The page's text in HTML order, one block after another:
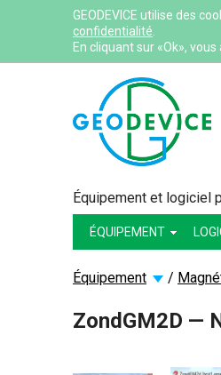
GEODEVICE utilise des
confidentialité
En cliquant sur «Ok»,
Équipement et logiciel
ÉQUIPEMENT
Équipement /
ZondGM2D —